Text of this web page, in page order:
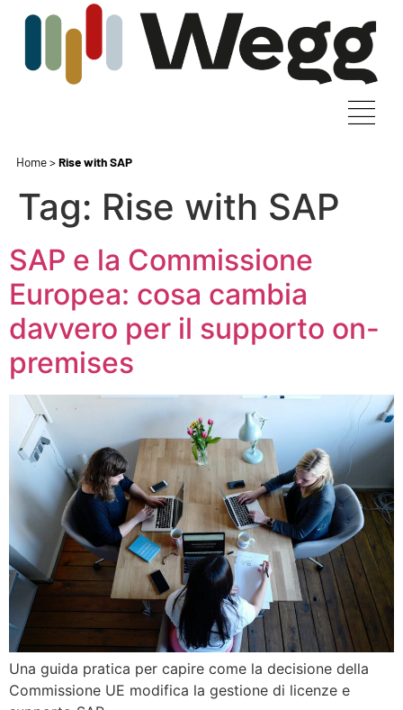
Home>Rise with SAP
Tag: Rise with SAP
SAP e la Commissione
Europea: cosa cambia
davvero per il supporto on-
premises
Una guida pratica per capire come la decisione della
Commissione UE modifica la gestione di licenze e